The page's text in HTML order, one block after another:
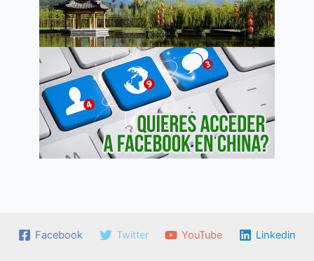
Facebook Twitter YouTube Linkedin